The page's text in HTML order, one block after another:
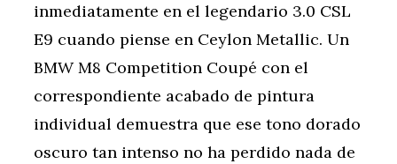
inmediatamente en el legendario 3.0 CSL
E9 cuando piense en Ceylon Metallic. Un
BMW M8 Competition Coupé con el
correspondiente acabado de pintura
individual demuestra que ese tono dorado
oscuro tan intenso no ha perdido nada de